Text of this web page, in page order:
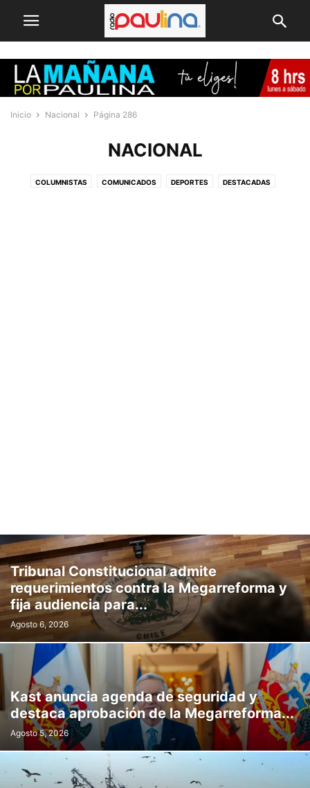
Inicio Nacional Página 286
NACIONAL
COLUMNISTAS COMUNICADOS DEPORTES DESTACADAS
Tribunal Constitucional admite
requerimientos contra la Megarreforma y
fija audiencia para...
Agosto 6, 2026
Kast anuncia agenda de seguridad y
destaca aprobación de la Megarreforma...
Agosto 5, 2026